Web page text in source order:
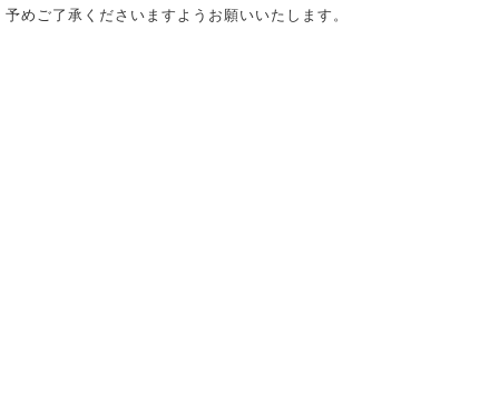
予めご了承くださいますようお願いいたします。